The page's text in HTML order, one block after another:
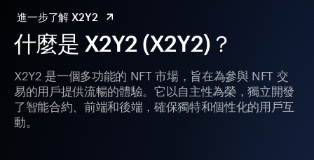
什麼是 X2Y2 (X2Y2)？
X2Y2 是一個多功能的 NFT 市場，旨在為參與 NFT 交
易的用戶提供流暢的體驗。它以自主性為榮，獨立開發
了智能合約、前端和後端，確保獨特和個性化的用戶互
動。
進一步了解 X2Y2